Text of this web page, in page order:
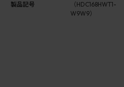
製品記号
（HDC168HWT1-
W9W9）